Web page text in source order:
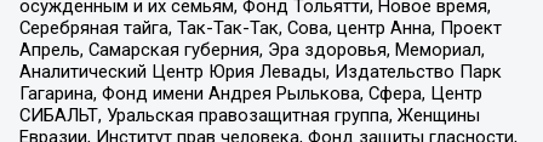
осужденным и их семьям, Фонд Тольятти, Новое время,
Серебряная тайга, Так-Так-Так, Сова, центр Анна, Проект
Апрель, Самарская губерния, Эра здоровья, Мемориал,
Аналитический Центр Юрия Левады, Издательство Парк
Гагарина, Фонд имени Андрея Рылькова, Сфера, Центр
СИБАЛЬТ, Уральская правозащитная группа, Женщины
Евразии, Институт прав человека, Фонд защиты гласности,